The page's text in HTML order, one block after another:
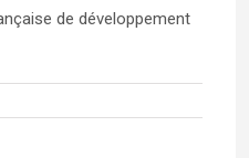
de développement